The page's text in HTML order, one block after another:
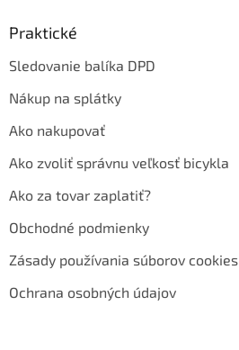
Praktické
Sledovanie balíka DPD
Nákup na splátky
Ako nakupovať
Ako zvoliť správnu veľkosť bicykla
Ako za tovar zaplatiť?
Obchodné podmienky
Zásady používania súborov cookies
Ochrana osobných údajov